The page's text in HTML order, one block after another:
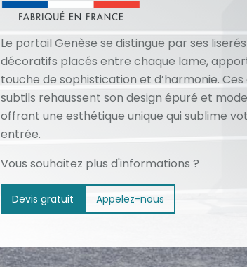
Le portail Genèse se distingue par ses liserés
décoratifs placés entre chaque lame,
touche de sophistication et d’harmonie.
subtils rehaussent son design épuré et
offrant une esthétique unique qui sublime
entrée.
Vous souhaitez plus d'informations ?
Devis gratuit Appelez-nous